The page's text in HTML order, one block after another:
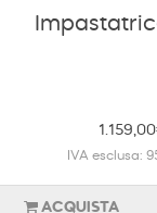
IVA esclusa:
ACQUISTA